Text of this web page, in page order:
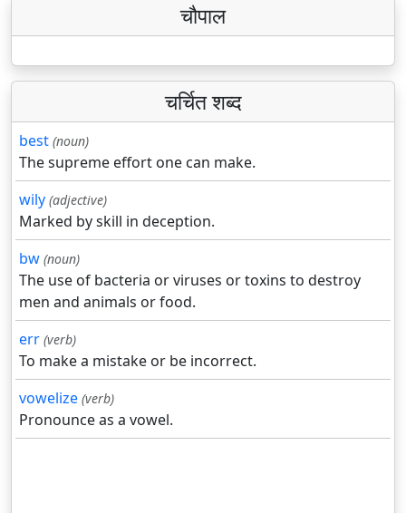
चौपाल
चर्चित शब्द
best (noun)
The supreme effort one can make.
wily (adjective)
Marked by skill in deception.
bw (noun)
The use of bacteria or viruses or toxins to destroy
men and animals or food.
err (verb)
To make a mistake or be incorrect.
vowelize (verb)
Pronounce as a vowel.